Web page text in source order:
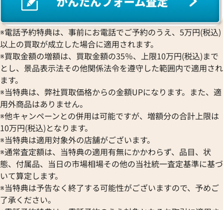
CODE 11.59
格
27日時点の参考買取価格で
オーデマ ピゲ CODE 11.59
15210OR.OO.A028CR.01
参考買取価格
EPOS
Hermes
エルメス
OMEGA
オメガ
ORIENT
オリエント
ORIS
オリス
Audemars Piguet
オーデマ ピゲ
Vacheron Constantin
ヴァシュロン・コンスタンタン
Van Cleef & Arpels
ヴァンクリーフ＆アーペル
Versace
コンコルド
Sinn
ジン
STOWA
ストーヴァ
SEIKO
セイコー
CENTURY
センチュリー
ZENITH
ゼニス
ブライトリング
Blancpain
ブランパン
BVLGARI
ブルガリ
Breguet
ブレゲ
BULOVA
ブローバ
Bell & Ross
ベル＆ロス
BAUME＆MERCIER
ボーム＆メルシエ
BALL Watch
ボール ウォッチ
※電話予約特典は、事前にお電話でご予約のうえ、5万円(税込)
以上の買取が成立した場合に適用されます。
※買取金額の増額は、買取金額の35％、上限10万円(税込)まで
とし、景品表示法その他関係法令を遵守した範囲内で適用され
ます。
※当特典は、弊社買取価格からの金額UPになります。また、適
用外商品はありません。
※他キャンペーンとの併用は可能ですが、増額分の合計上限は
10万円(税込)となります。
※当特典は適用対象外の店舗がございます。
※通常査定額は、当特典の適用有無にかかわらず、品目、状
態、付属品、当日の市場相場その他の当社統一査定基準に基づ
いて算定します。
※当特典は予告なく終了する可能性がございますので、予めご
了承ください。